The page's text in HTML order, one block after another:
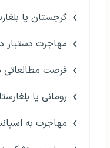
گرجستان یا
مهاجرت دستیار
فرصت مطالعاتی
رومانی یا
مهاجرت به